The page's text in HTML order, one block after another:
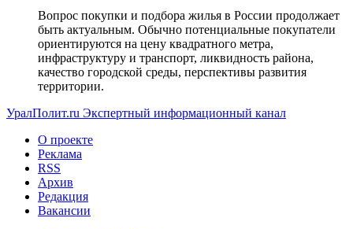
Вопрос покупки и подбора жилья в России продолжает
быть актуальным. Обычно потенциальные покупатели
ориентируются на цену квадратного метра,
инфраструктуру и транспорт, ликвидность района,
качество городской среды, перспективы развития
территории.
УралПолит.ru Экспертный информационный канал
О проекте
Реклама
RSS
Архив
Редакция
Вакансии